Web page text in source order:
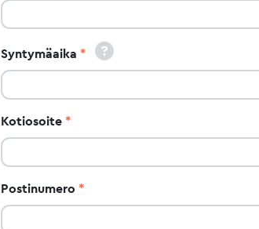
Syntymäaika
Kotiosoite
Postinumero